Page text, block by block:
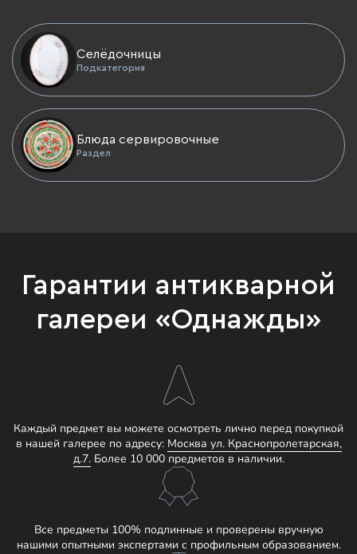
Селёдочницы
Подкатегория
Блюда сервировочные
Раздел
Гарантии антикварной
галереи «Однажды»
Каждый предмет вы можете осмотреть лично перед покупкой
в нашей галерее по адресу: Москва ул. Краснопролетарская,
д.7.Более 10 000 предметов в наличии.
Все предметы 100% подлинные и проверены вручную
нашими опытными экспертами с профильным образованием.